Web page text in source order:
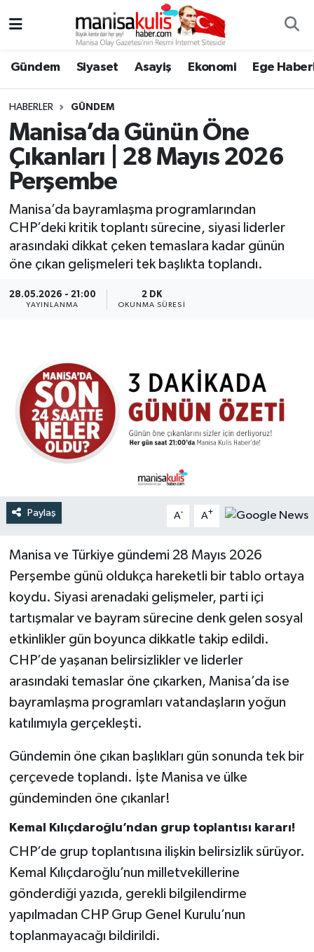
Gündem Siyaset Asayiş Ekonomi Ege
HABERLER GÜNDEM
Manisa’da Günün Öne
Çıkanları | 28 Mayıs 2026
Perşembe
Manisa’da bayramlaşma programlarından
CHP’deki kritik toplantı sürecine, siyasi liderler
arasındaki dikkat çeken temaslara kadar günün
öne çıkan gelişmeleri tek başlıkta toplandı.
28.05.2026 - 21:00
YAYINLANMA
2 DK
OKUNMA SÜRESI
Paylaş A- A+
Manisa ve Türkiye gündemi 28 Mayıs 2026
Perşembe günü oldukça hareketli bir tablo ortaya
koydu. Siyasi arenadaki gelişmeler, parti içi
tartışmalar ve bayram sürecine denk gelen sosyal
etkinlikler gün boyunca dikkatle takip edildi.
CHP’de yaşanan belirsizlikler ve liderler
arasındaki temaslar öne çıkarken, Manisa’da ise
bayramlaşma programları vatandaşların yoğun
katılımıyla gerçekleşti.
Gündemin öne çıkan başlıkları gün sonunda tek bir
çerçevede toplandı. İşte Manisa ve ülke
gündeminden öne çıkanlar!
Kemal Kılıçdaroğlu’ndan grup toplantısı kararı!
CHP’de grup toplantısına ilişkin belirsizlik sürüyor.
Kemal Kılıçdaroğlu’nun milletvekillerine
gönderdiği yazıda, gerekli bilgilendirme
yapılmadan CHP Grup Genel Kurulu’nun
toplanmayacağı bildirildi.
Ege Haberleri
Ekonomi
Genel
Gündem
Resmi İlan
Siyaset
Spor
Yaşam
Yunusemre Hava Durumu
Yunusemre Trafik Yoğunluk Haritası
Süper Lig Puan Durumu ve Fikstür
Tüm Manşetler
Son Dakika Haberleri
Haber Arşivi